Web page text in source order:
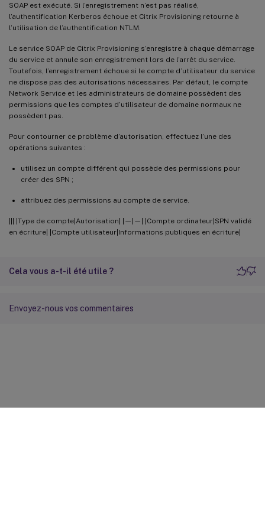
SOAP est exécuté. Si l’enregistrement n’est pas réalisé,
l’authentification Kerberos échoue et Citrix Provisioning retourne à
l’utilisation de l’authentification NTLM.
Le service SOAP de Citrix Provisioning s’enregistre à chaque démarrage
du service et annule son enregistrement lors de l’arrêt du service.
Toutefois, l’enregistrement échoue si le compte d’utilisateur du service
ne dispose pas des autorisations nécessaires. Par défaut, le compte
Network Service et les administrateurs de domaine possèdent des
permissions que les comptes d’utilisateur de domaine normaux ne
possèdent pas.
Pour contourner ce problème d’autorisation, effectuez l’une des
opérations suivantes :
utilisez un compte différent qui possède des permissions pour
créer des SPN ;
attribuez des permissions au compte de service.
||| |Type de compte|Autorisation| |—|—| |Compte ordinateur|SPN validé
en écriture| |Compte utilisateur|Informations publiques en écriture|
Cela vous a-t-il été utile ?
Envoyez-nous vos commentaires